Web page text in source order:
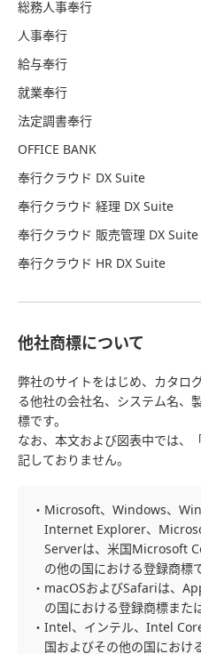
総務人事奉行
人事奉行
給与奉行
就業奉行
法定調書奉行
OFFICE BANK
奉行クラウド DX Suite
奉行クラウド 経理 DX Suite
奉行クラウド 販売管理 DX Suite
奉行クラウド HR DX Suite
他社商標について
弊社のサイトをはじめ、カタロ
る他社の会社名、システム名、
標です。
なお、本文および図表中では、
記しておりません。
・Microsoft、Windows、
Internet Explorer、
Serverは、米国Microsoft
の他の国における登録商標
・macOSおよびSafariは、
の国における登録商標また
・Intel、インテル、Intel
国およびその他の国におけ